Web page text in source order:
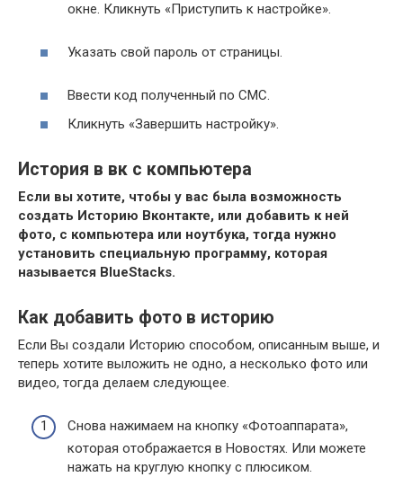
окне. Кликнуть «Приступить к настройке».
Указать свой пароль от страницы.
Ввести код полученный по СМС.
Кликнуть «Завершить настройку».
История в вк с компьютера
Если вы хотите, чтобы у вас была возможность
создать Историю Вконтакте, или добавить к ней
фото, с компьютера или ноутбука, тогда нужно
установить специальную программу, которая
называется BlueStacks.
Как добавить фото в историю
Если Вы создали Историю способом, описанным выше, и
теперь хотите выложить не одно, а несколько фото или
видео, тогда делаем следующее.
Снова нажимаем на кнопку «Фотоаппарата»,
которая отображается в Новостях. Или можете
нажать на круглую кнопку с плюсиком.